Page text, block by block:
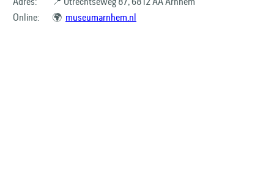
Online:
🌍 museumarnhem.nl